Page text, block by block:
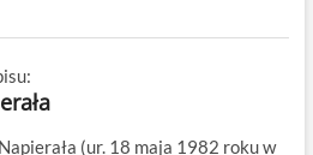
(ur. 18 maja 1982 roku w